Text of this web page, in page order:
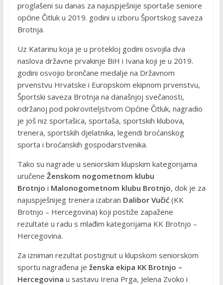
proglašeni su danas za najuspješnije sportaše seniore
općine Čitluk u 2019. godini u izboru Športskog saveza
Brotnja.
Uz Katarinu koja je u protekloj godini osvojila dva
naslova državne prvakinje BiH i Ivana koji je u 2019.
godini osvojio brončane medalje na Državnom
prvenstvu Hrvatske i Europskom ekipnom prvenstvu,
Športski saveza Brotnja na današnjoj svečanosti,
održanoj pod pokroviteljstvom Općine Čitluk, nagradio
je još niz sportašica, sportaša, sportskih klubova,
trenera, sportskih djelatnika, legendi broćanskog
sporta i broćanskih gospodarstvenika.
Tako su nagrade u seniorskim klupskim kategorijama
uručene Ženskom nogometnom klubu
Brotnjo i Malonogometnom klubu Brotnjo, dok je za
najuspješnijeg trenera izabran Dalibor Vučić(KK
Brotnjo – Hercegovina) koji postiže zapažene
rezultate u radu s mlađim kategorijama KK Brotnjo –
Hercegovina.
Za izniman rezultat postignut u klupskom seniorskom
sportu nagrađena je ženska ekipa KK Brotnjo –
Hercegovina u sastavu Irena Prga, Jelena Zvoko i